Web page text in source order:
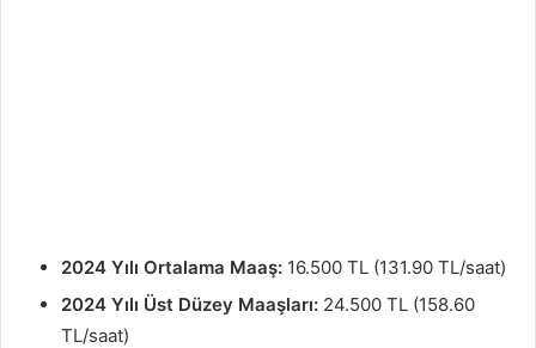
2024 Yılı Ortalama Maaş: 16.500 TL (131.90 TL/saat)
2024 Yılı Üst Düzey Maaşları: 24.500 TL (158.60
TL/saat)